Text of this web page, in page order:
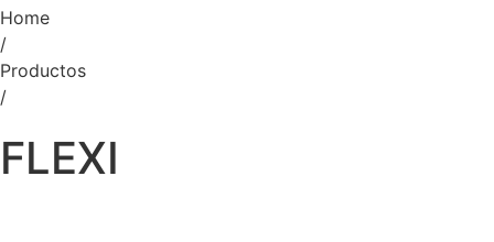
Home
/
Productos
/
FLEXI